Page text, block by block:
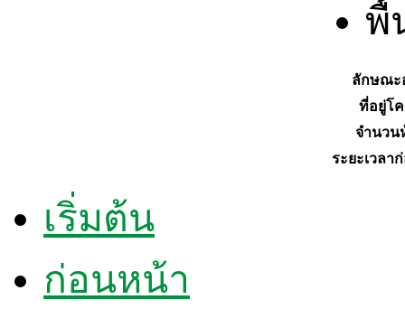
พื้
ลักษณะ
ที่อยู่โ
จำนวน
ระยะเวลา
เริ่มต้น
ก่อนหน้า